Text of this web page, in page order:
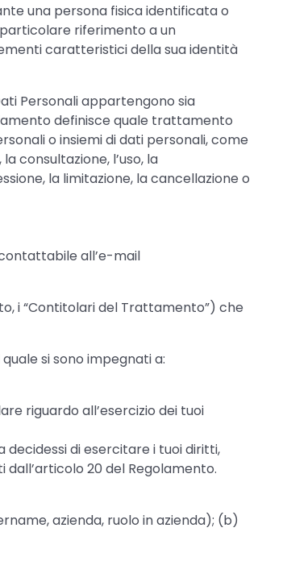
una persona fisica identificata o
riferimento a un
caratteristici della sua identità
Personali appartengono sia
definisce quale trattamento
o insiemi di dati personali, come
consultazione, l’uso, la
la limitazione, la cancellazione o
all’e-mail
i “Contitolari del Trattamento”) che
si sono impegnati a:
riguardo all’esercizio dei tuoi
di esercitare i tuoi diritti,
dall’articolo 20 del Regolamento.
azienda, ruolo in azienda); (b)